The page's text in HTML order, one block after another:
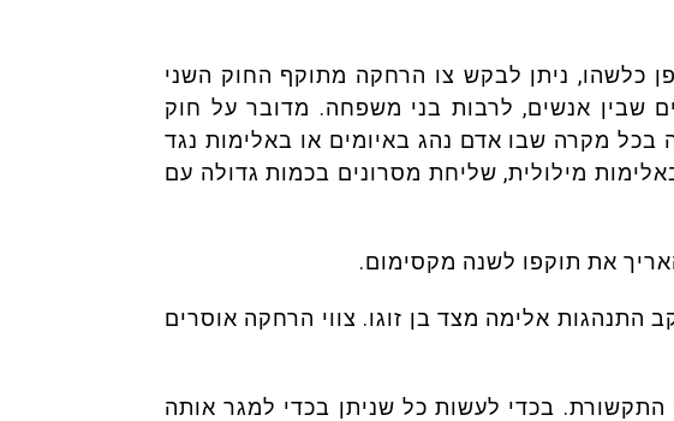
כלשהו, ניתן לבקש צו הרחקה מתוקף החוק השני
שבין אנשים, לרבות בני משפחה. מדובר על חוק
יתן צו הרחקה בכל מקרה שבו אדם נהג באיומים או באלימות נגד
מילולית, שליחת מסרונים בכמות גדולה עם
את תוקפו לשנה מקסימום.
התנהגות אלימה מצד בן זוגו. צווי הרחקה אוסרים
בכדי לעשות כל שניתן בכדי למגר אותה